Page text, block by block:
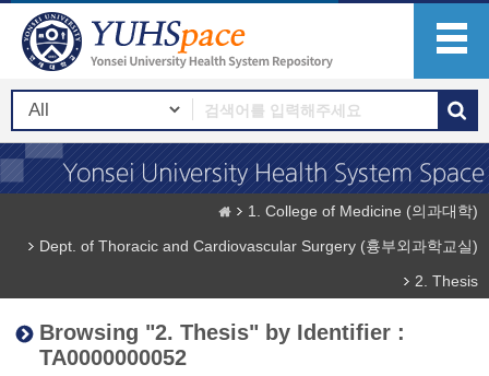
1. College of Medicine (의과대학)
Dept. of Thoracic and Cardiovascular Surgery (흉부외과학교실)
2. Thesis
Browsing "2. Thesis" by Identifier :
TA0000000052